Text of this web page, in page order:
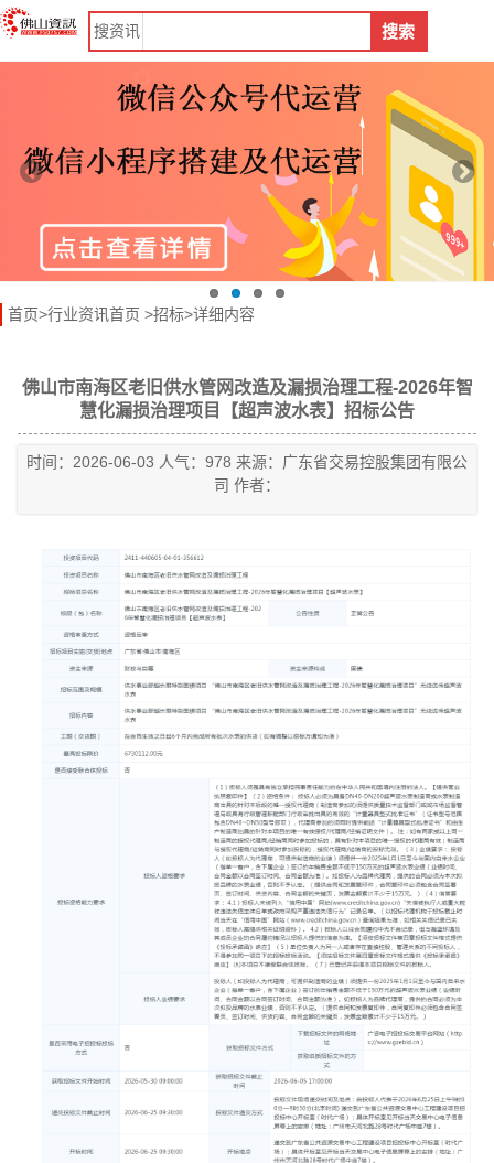
搜资讯 搜索
首页>行业资讯首页 >招标>详细内容
佛山市南海区老旧供水管网改造及漏损治理工程-2026年智
慧化漏损治理项目【超声波水表】招标公告
时间：2026-06-03 人气：978 来源：广东省交易控股集团有限公
司 作者：